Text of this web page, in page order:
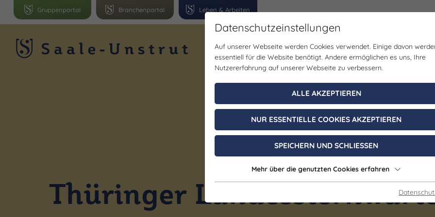
Leben & Arbeiten
Branchenportal
Gruppenportal
Region Erlebnisse Veranstaltungen Planen
Thüringer
Datenschutzeinstellungen
Auf unserer Webseite werden Cookies verwendet. Einige davon
essentiell für die Website benötigt. Andere ermöglichen es uns, Ihre
Nutzererfahrung auf unserer Webseite zu verbessern.
ALLE AKZEPTIEREN
NUR ESSENTIELLE COOKIES AKZEPTIEREN
SPEICHERN UND SCHLIESSEN
Mehr über die genutzten Cookies erfahren